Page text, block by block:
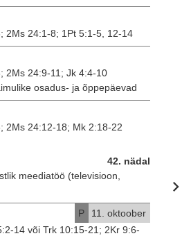
2Ms 24:1-8; 1Pt 5:1-5, 12-14
2Ms 24:9-11; Jk 4:4-10
osadus- ja õppepäevad
2Ms 24:12-18; Mk 2:18-22
42. nädal
meediatöö (televisioon,
P
11. oktoober
14 või Trk 10:15-21; 2Kr 9:6-